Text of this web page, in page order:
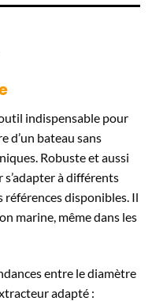
indispensable pour
d’un bateau sans
Robuste et aussi
à différents
références disponibles. Il
marine, même dans les
entre le diamètre
adapté :